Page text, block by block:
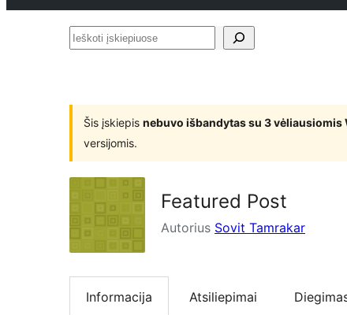
Ieškoti
Šis įskiepis nebuvo išbandytas su 3
versijomis.
Featured Post
Autorius Sovit Tamrakar
Informacija Atsiliepimai